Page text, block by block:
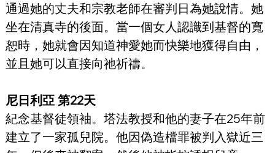
通過她的丈夫和宗教老師在審判日為她說情。她
坐在清真寺的後面。當一個女人認識到基督的寬
恕時，她就會因知道神愛她而快樂地獲得自由，
並且她可以直接向祂祈禱。
尼日利亞 第22天
紀念基督徒領袖。塔法教授和他的妻子在25年前
建立了一家孤兒院。他因偽造檔罪被判入獄近三